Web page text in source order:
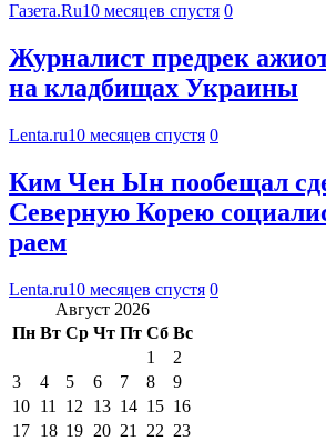
Газета.Ru10 месяцев спустя 0
Журналист предрек
на кладбищах Украины
Lenta.ru10 месяцев спустя 0
Ким Чен Ын пообещал
Северную Корею
раем
Lenta.ru10 месяцев спустя 0
Август 2026
Пн Вт Ср Чт Пт Сб Вс
1
2
3
4 5 6 7 8
9
10 11 12 13 14 15 16
17 18 19 20 21 22 23